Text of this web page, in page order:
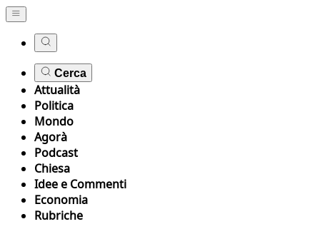
Cerca
Attualità
Politica
Mondo
Agorà
Podcast
Chiesa
Idee e Commenti
Economia
Rubriche